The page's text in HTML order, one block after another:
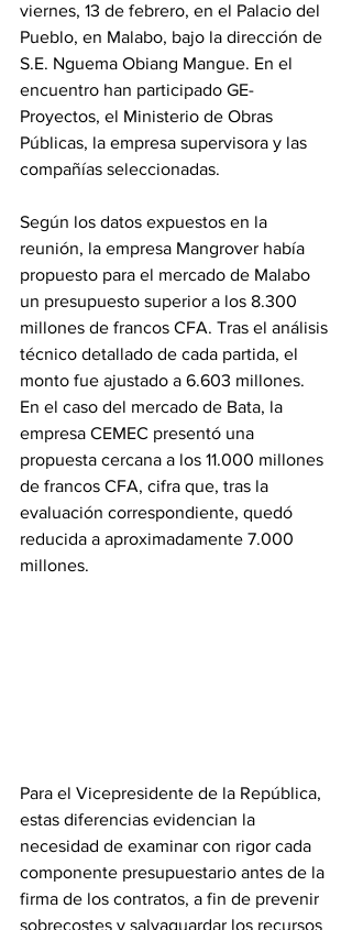
viernes, 13 de febrero, en el Palacio del
Pueblo, en Malabo, bajo la dirección de
S.E. Nguema Obiang Mangue. En el
encuentro han participado GE-
Proyectos, el Ministerio de Obras
Públicas, la empresa supervisora y las
compañías seleccionadas.
Según los datos expuestos en la
reunión, la empresa Mangrover había
propuesto para el mercado de Malabo
un presupuesto superior a los 8.300
millones de francos CFA. Tras el análisis
técnico detallado de cada partida, el
monto fue ajustado a 6.603 millones.
En el caso del mercado de Bata, la
empresa CEMEC presentó una
propuesta cercana a los 11.000 millones
de francos CFA, cifra que, tras la
evaluación correspondiente, quedó
reducida a aproximadamente 7.000
millones.
Para el Vicepresidente de la República,
estas diferencias evidencian la
necesidad de examinar con rigor cada
componente presupuestario antes de la
firma de los contratos, a fin de prevenir
sobrecostes y salvaguardar los recursos